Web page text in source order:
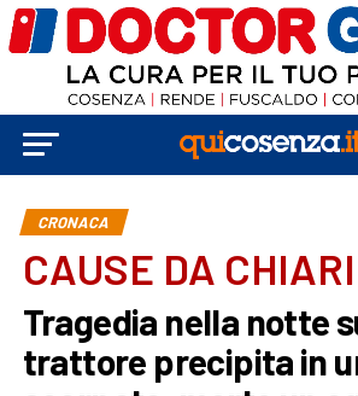
CRONACA
CAUSE DA
Tragedia nella notte
trattore precipita in